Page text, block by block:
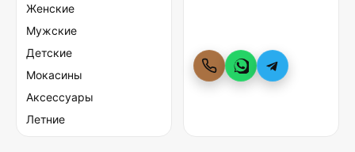
Женские
Мужские
Детские
Мокасины
Аксессуары
Летние